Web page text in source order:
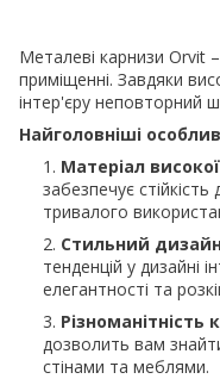
Металеві карнизи Orvit
приміщенні. Завдяки
інтер'єру неповторний
Найголовніші
Матеріал
забезпечує
тривалого
Стильний
тенденцій у дизайні
елегантності та
Різноманітність
дозволить вам
стінами та меблями.